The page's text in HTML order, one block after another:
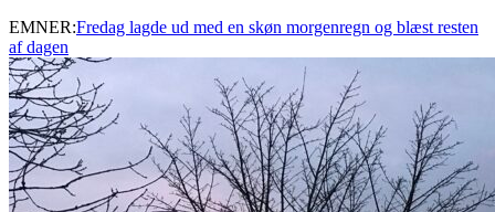
EMNER:Fredag lagde ud med en skøn morgenregn og blæst resten
af dagen